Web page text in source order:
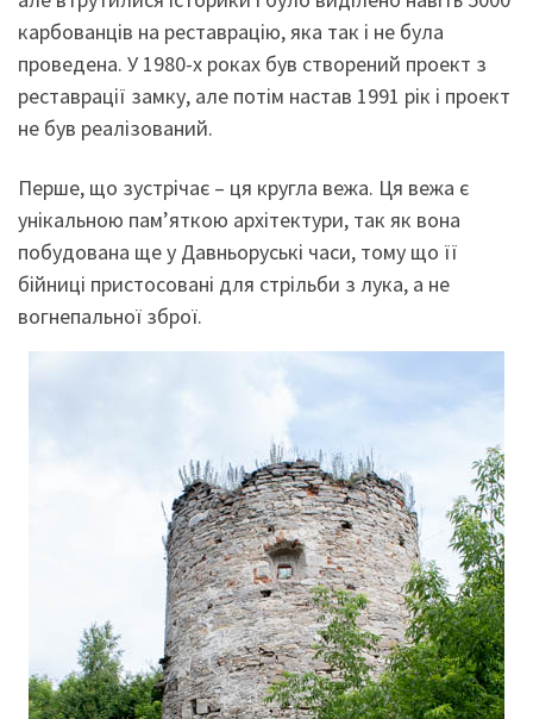
карбованців на реставрацію, яка так і не була
проведена. У 1980-х роках був створений проект з
реставрації замку, але потім настав 1991 рік і проект
не був реалізований.
Перше, що зустрічає – ця кругла вежа. Ця вежа є
унікальною пам’яткою архітектури, так як вона
побудована ще у Давньоруські часи, тому що її
бійниці пристосовані для стрільби з лука, а не
вогнепальної зброї.